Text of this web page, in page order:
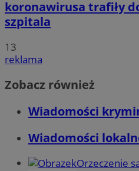
koronawirusa trafiły
szpitala
13
reklama
Zobacz również
Wiadomości
Wiadomości
Orzeczenie